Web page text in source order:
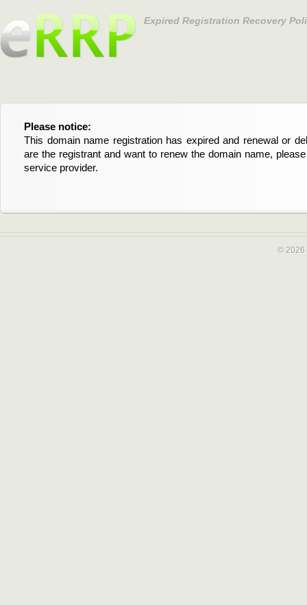
Expired Registration Recovery
Please notice:
This domain name registration has expired and renewal or
are the registrant and want to renew the domain name,
service provider.
Bitte beachten Sie:
Diese Domainregistrierung ist abgelaufen und die
Domain stehen an. Wenn Sie der Registrant sind und
verlängern möchten, kontaktieren Sie bitte Ihren Service-
© 2026